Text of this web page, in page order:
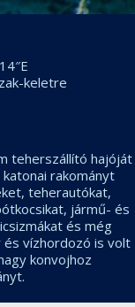
keletre
teherszállító hajóját
rakományt
teherautókat,
jármű- és
és még
és vízhordozó is volt
konvojhoz